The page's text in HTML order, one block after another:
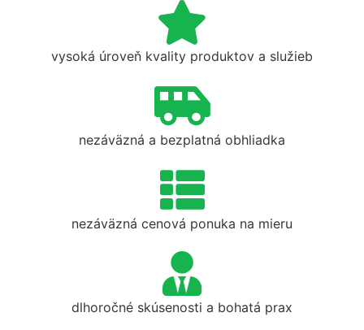
vysoká úroveň kvality produktov a služieb
nezáväzná a bezplatná obhliadka
nezáväzná cenová ponuka na mieru
dlhoročné skúsenosti a bohatá prax